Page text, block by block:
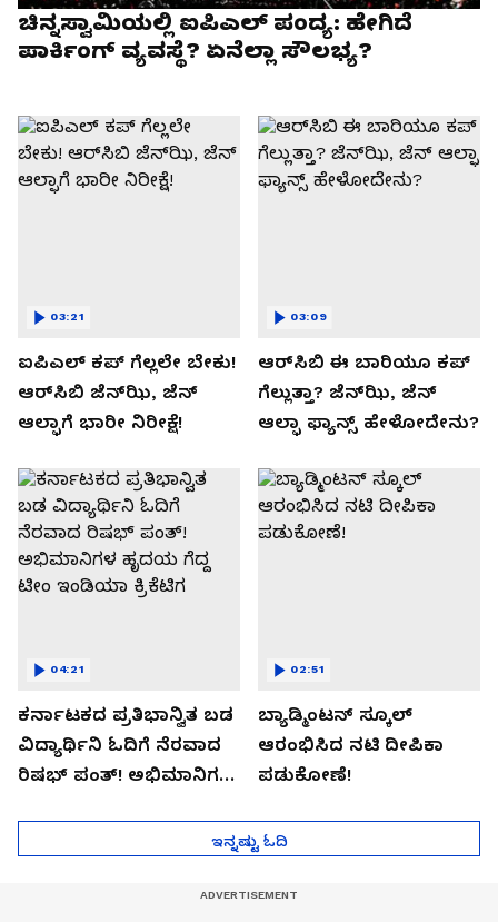
ಚಿನ್ನಸ್ವಾಮಿಯಲ್ಲಿ ಐಪಿಎಲ್‌ ಪಂದ್ಯ: ಹೇಗಿದೆ
ಪಾರ್ಕಿಂಗ್ ವ್ಯವಸ್ಥೆ? ಏನೆಲ್ಲಾ ಸೌಲಭ್ಯ?
ಐಪಿಎಲ್ ಕಪ್‌ ಗೆಲ್ಲಲೇ ಬೇಕು!
ಆರ್‌ಸಿಬಿ ಜೆನ್‌ಝಿ, ಜೆನ್‌
ಆಲ್ಫಾಗೆ ಭಾರೀ ನಿರೀಕ್ಷೆ!
03:21
ಆರ್‌ಸಿಬಿ ಈ ಬಾರಿಯೂ ಕಪ್‌
ಗೆಲ್ಲುತ್ತಾ? ಜೆನ್‌ಝಿ, ಜೆನ್‌
ಆಲ್ಫಾ ಫ್ಯಾನ್ಸ್ ಹೇಳೋದೇನು?
03:09
ಕರ್ನಾಟಕದ ಪ್ರತಿಭಾನ್ವಿತ ಬಡ
ವಿದ್ಯಾರ್ಥಿನಿ ಓದಿಗೆ ನೆರವಾದ
ರಿಷಭ್ ಪಂತ್! ಅಭಿಮಾನಿಗಳ
04:21
ಬ್ಯಾಡ್ಮಿಂಟನ್ ಸ್ಕೂಲ್​
ಆರಂಭಿಸಿದ ನಟಿ ದೀಪಿಕಾ
ಪಡುಕೋಣೆ!
02:51
ಇನ್ನಷ್ಟು ಓದಿ